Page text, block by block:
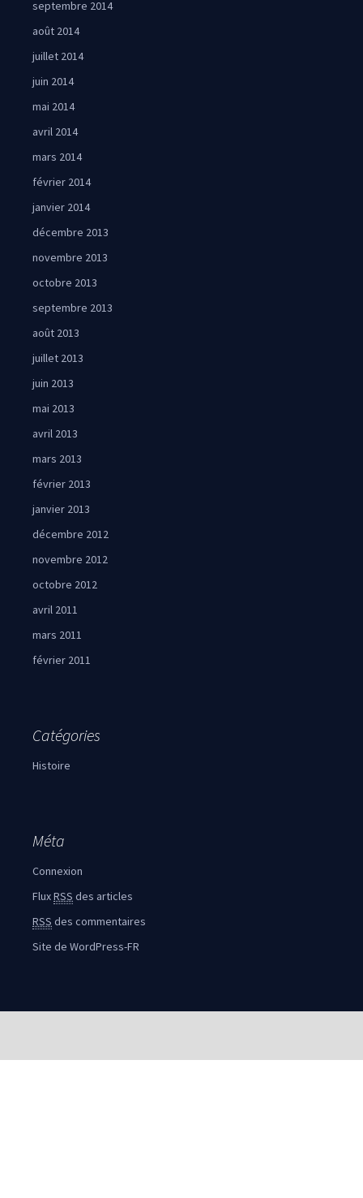
septembre 2014
août 2014
juillet 2014
juin 2014
mai 2014
avril 2014
mars 2014
février 2014
janvier 2014
décembre 2013
novembre 2013
octobre 2013
septembre 2013
août 2013
juillet 2013
juin 2013
mai 2013
avril 2013
mars 2013
février 2013
janvier 2013
décembre 2012
novembre 2012
octobre 2012
avril 2011
mars 2011
février 2011
Catégories
Histoire
Méta
Connexion
FluxRSS des articles
RSS des commentaires
Site de WordPress-FR